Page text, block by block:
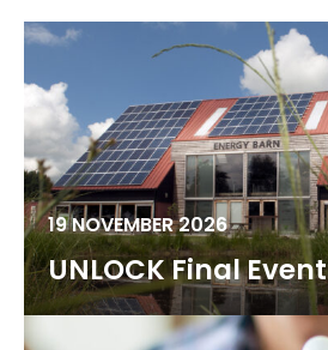
19 NOVEMBER 2026
UNLOCK Final Event